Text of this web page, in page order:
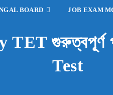
BOARD JOB EXAM
গুরুত্বপূর্ণ
Test